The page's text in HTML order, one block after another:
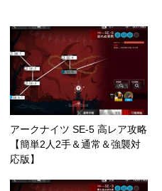
アークナイツ SE-5 高レア攻略
【簡単2人2手＆通常＆強襲対
応版】